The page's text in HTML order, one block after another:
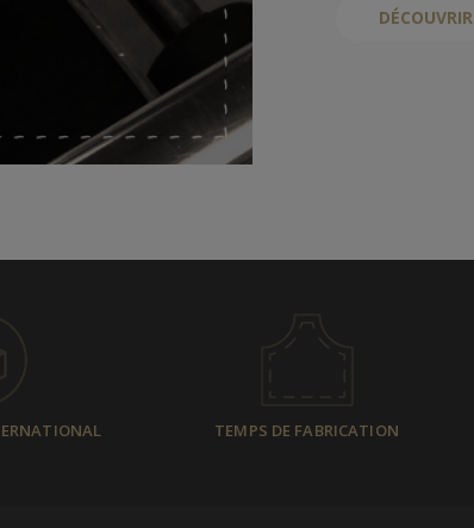
DÉCOUVRIR
TEMPS DE FABRICATION